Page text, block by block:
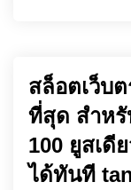
สล็อตเว็บ
ที่สุด สำหรั
100 ยูสเดี
ได้ทันที